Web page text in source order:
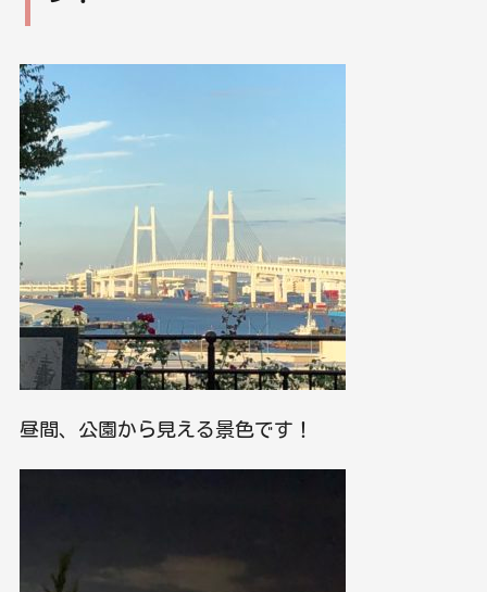
昼間、公園から見える景色です！